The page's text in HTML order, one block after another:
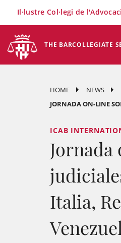
THE BARCOLLEGIATE
Il·lustre Col·legi de
HOME NEWS
JORNADA ON-LINE
ICAB
Italia,